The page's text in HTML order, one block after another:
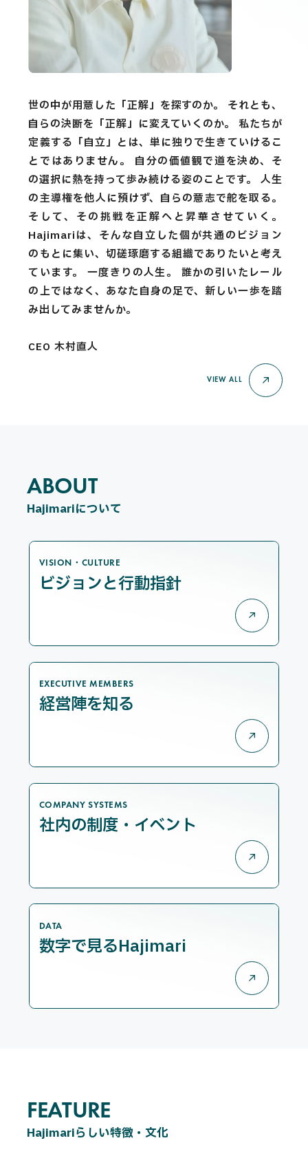
世の中が用意した「正解」を探すのか。 それとも、
自らの決断を「正解」に変えていくのか。 私たちが
定義する「自立」とは、単に独りで生きていけるこ
とではありません。 自分の価値観で道を決め、そ
の選択に熱を持って歩み続ける姿のことです。 人生
の主導権を他人に預けず、自らの意志で舵を取る。
そして、その挑戦を正解へと昇華させていく。
Hajimariは、そんな自立した個が共通のビジョン
のもとに集い、切磋琢磨する組織でありたいと考え
ています。 一度きりの人生。 誰かの引いたレール
の上ではなく、あなた自身の足で、新しい一歩を踏
み出してみませんか。
CEO 木村直人
VIEW ALL
ABOUT
ABOUT
Hajimariについて
VISION・CULTURE
ビジョンと行動指針
EXECUTIVE MEMBERS
経営陣を知る
COMPANY SYSTEMS
社内の制度・イベント
DATA
数字で見るHajimari
FEATURE
FEATURE
Hajimariらしい特徴・文化